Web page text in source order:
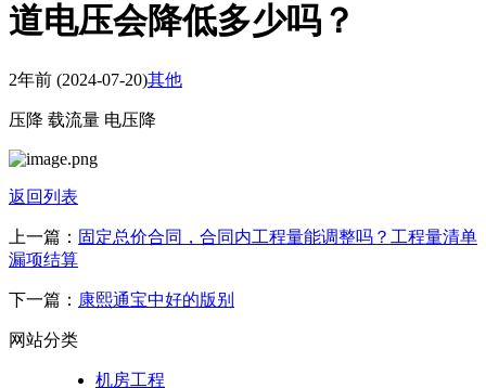
道电压会降低多少吗？
2年前 (2024-07-20)其他
压降 载流量 电压降
返回列表
上一篇： 固定总价合同，合同内工程量能调整吗？工程量清单
漏项结算
下一篇： 康熙通宝中好的版别
网站分类
机房工程